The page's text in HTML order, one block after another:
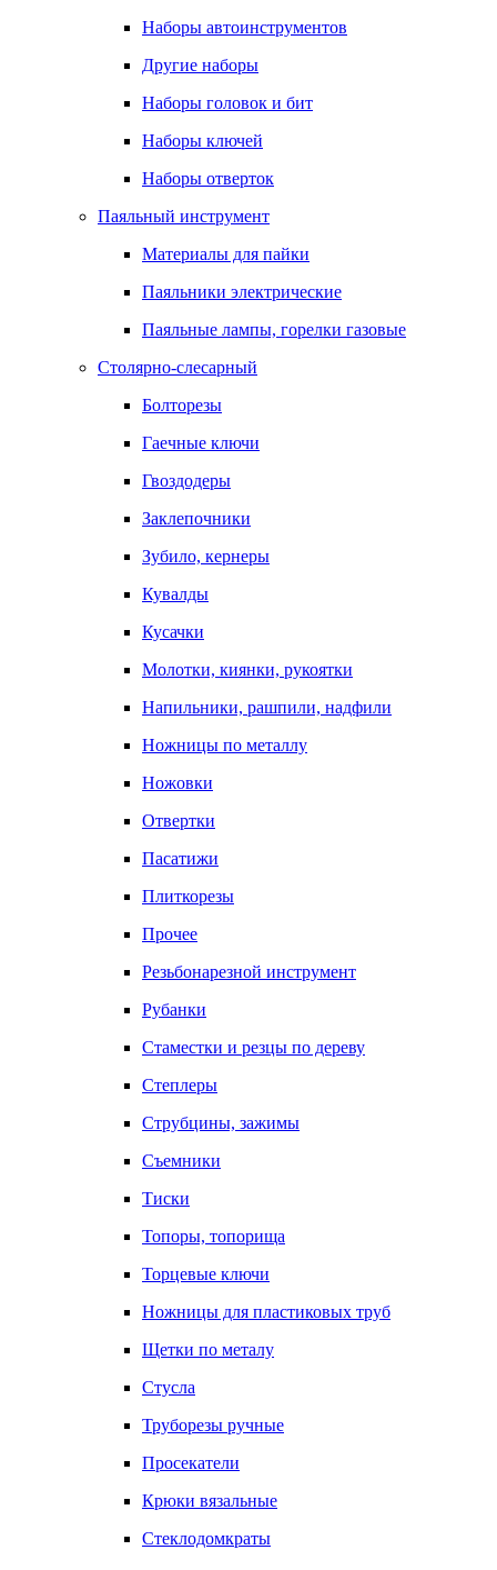
Наборы автоинструментов
Другие наборы
Наборы головок и бит
Наборы ключей
Наборы отверток
Паяльный инструмент
Материалы для пайки
Паяльники электрические
Паяльные лампы, горелки газовые
Столярно-слесарный
Болторезы
Гаечные ключи
Гвоздодеры
Заклепочники
Зубило, кернеры
Кувалды
Кусачки
Молотки, киянки, рукоятки
Напильники, рашпили, надфили
Ножницы по металлу
Ножовки
Отвертки
Пасатижи
Плиткорезы
Прочее
Резьбонарезной инструмент
Рубанки
Стаместки и резцы по дереву
Степлеры
Струбцины, зажимы
Съемники
Тиски
Топоры, топорища
Торцевые ключи
Ножницы для пластиковых труб
Щетки по металу
Стусла
Труборезы ручные
Просекатели
Крюки вязальные
Стеклодомкраты